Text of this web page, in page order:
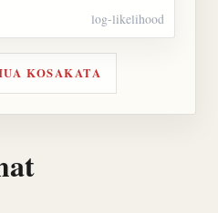
log-likelihood
KOSAKATA